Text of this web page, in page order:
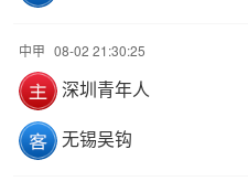
中甲 08-02 21:30:25
深圳青年人
无锡吴钩